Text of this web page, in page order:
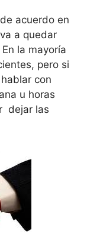
acuerdo en
a quedar
la mayoría
pero si
con
u horas
dejar las